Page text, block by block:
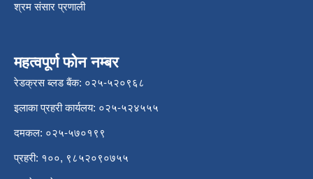
श्रम संसार प्रणाली
महत्वपूर्ण फोन नम्बर
रेडक्रस ब्लड बैंक: ०२५-५२०९६८
इलाका प्रहरी कार्यलय: ०२५-५२४५५५
दमकल: ०२५-५७०१९९
प्रहरी: १००, ९८५२०९०७५५